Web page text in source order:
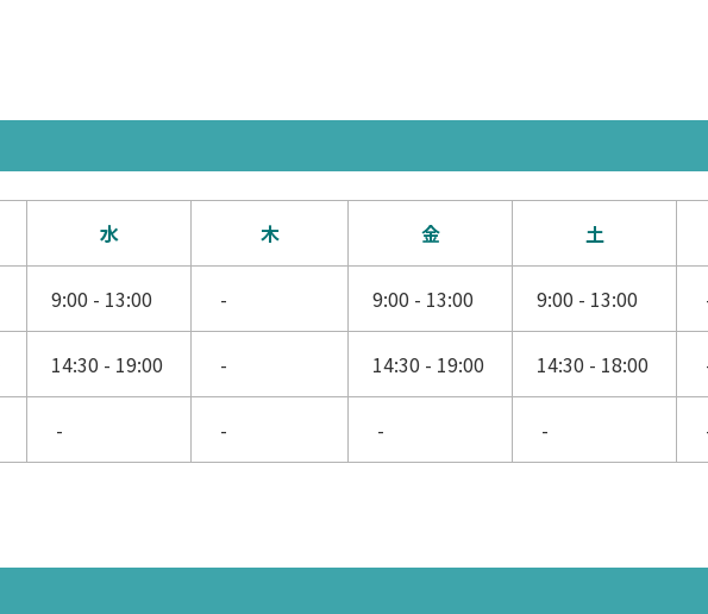
水 木 金 土
9:00 - 13:00 - 9:00 - 13:00 9:00 - 13:00
14:30 - 19:00 - 14:30 - 19:00 14:30 - 18:00
- - - -